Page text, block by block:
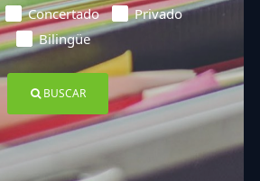
Concertado
Privado
Bilingüe
BUSCAR